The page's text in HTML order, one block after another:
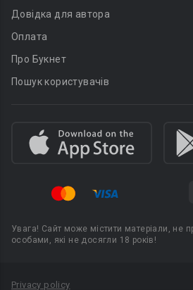
Довідка для автора
Оплата
Про Букнет
Пошук користувачів
Увага! Сайт може містити матеріали, не
особами, які не досягли 18 років!
Privacy policy